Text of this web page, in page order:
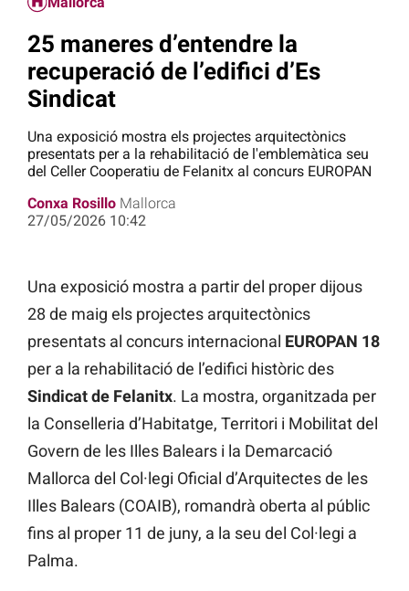
25 maneres d’entendre la
recuperació de l’edifici d’Es
Sindicat
Una exposició mostra els projectes arquitectònics
presentats per a la rehabilitació de l'emblemàtica seu
del Celler Cooperatiu de Felanitx al concurs EUROPAN
Conxa Rosillo Mallorca
27/05/2026 10:42
Una exposició mostra a partir del proper dijous
28 de maig els projectes arquitectònics
presentats al concurs internacional EUROPAN 18
per a la rehabilitació de l’edifici històric des
Sindicat de Felanitx. La mostra, organitzada per
la Conselleria d’Habitatge, Territori i Mobilitat del
Govern de les Illes Balears i la Demarcació
Mallorca del Col·legi Oficial d’Arquitectes de les
Illes Balears (COAIB), romandrà oberta al públic
fins al proper 11 de juny, a la seu del Col·legi a
Palma.